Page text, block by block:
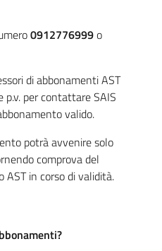
0912776999o
di abbonamenti AST
per contattare SAIS
valido.
potrà avvenire solo
comprova del
AST in corso di validità.